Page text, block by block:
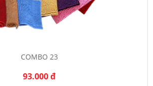
COMBO 23
93.000 đ